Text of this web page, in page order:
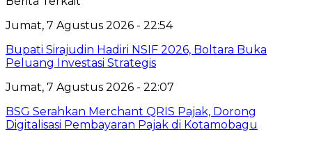
Jumat, 7 Agustus 2026 - 22:54
Bupati Sirajudin Hadiri NSIF 2026, Boltara Buka
Peluang Investasi Strategis
Jumat, 7 Agustus 2026 - 22:07
‎BSG Serahkan Merchant QRIS Pajak, Dorong
Digitalisasi Pembayaran Pajak di Kotamobagu